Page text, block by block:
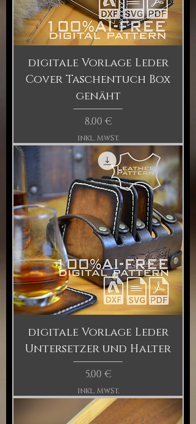
digitale Vorlage Leder
Cover Taschentuch Box
genäht
Preis
8,00 €
inkl. MwSt.
digitale Vorlage Leder
Untersetzer und Halter
Preis
5,00 €
inkl. MwSt.